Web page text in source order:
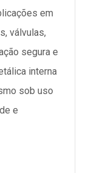
em
válvulas,
segura e
interna
sob uso
e